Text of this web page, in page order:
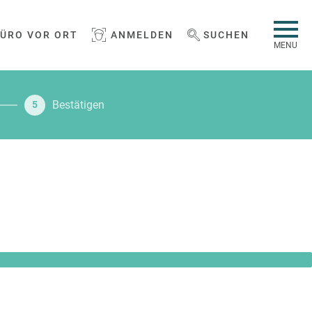
MENU
VOR ORT ANMELDEN WEBSEITE DURCHSUCHEN
SUCHEN
5 Bestätigen